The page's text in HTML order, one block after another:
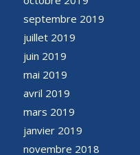
septembre 2019
juillet 2019
juin 2019
mai 2019
avril 2019
mars 2019
janvier 2019
novembre 2018